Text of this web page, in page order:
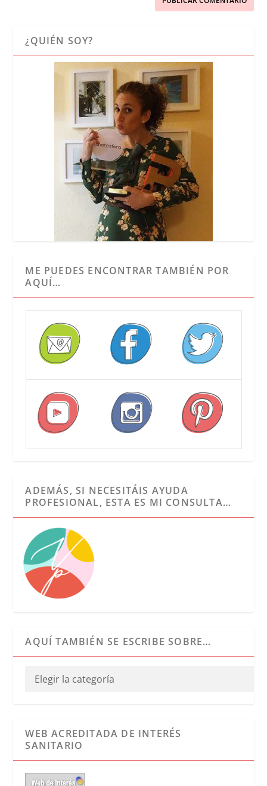
¿QUIÉN SOY?
ME PUEDES ENCONTRAR TAMBIÉN POR
AQUÍ…
ADEMÁS, SI NECESITÁIS AYUDA
PROFESIONAL, ESTA ES MI CONSULTA…
AQUÍ TAMBIÉN SE ESCRIBE SOBRE…
WEB ACREDITADA DE INTERÉS
SANITARIO